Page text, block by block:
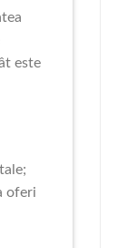
este
oferi